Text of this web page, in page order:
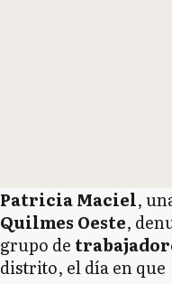
Patricia Maciel,
Quilmes Oeste,
grupo de
distrito, el día en que